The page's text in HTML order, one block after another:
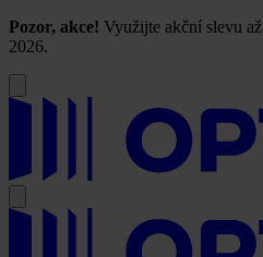
Pozor, akce! Využijte akční slevu až
2026.